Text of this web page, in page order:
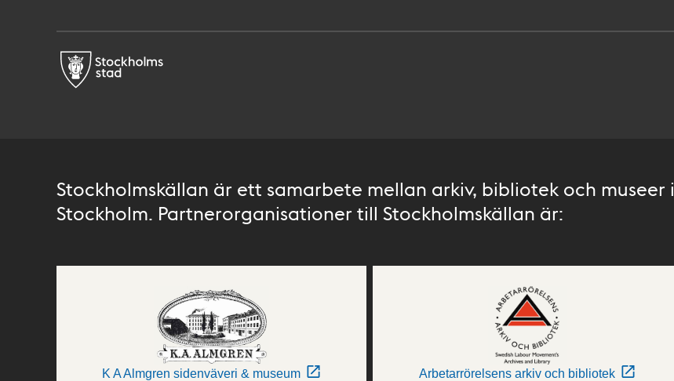
Stockholmskällan är ett samarbete mellan arkiv, bibliotek och museer i
Stockholm. Partnerorganisationer till Stockholmskällan är:
K A Almgren sidenväveri & museum Arbetarrörelsens arkiv och bibliotek